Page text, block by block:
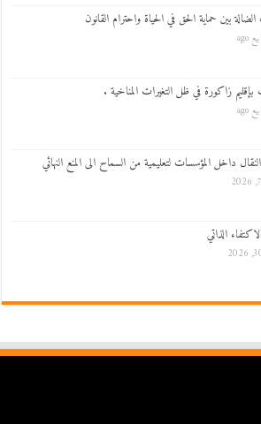
بين حماية الحق في الحياة واحترام القانون
بإقليم زاكورة في ظل التغيرات المناخية .
داخل المؤسسات لتعليمية من السماح الى المنع النهائي
الذاتي